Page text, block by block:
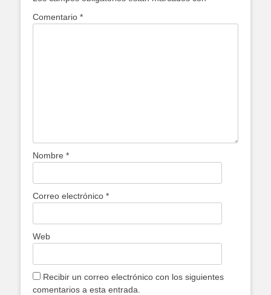
Comentario *
Nombre *
Correo electrónico *
Web
Recibir un correo electrónico con los siguientes
comentarios a esta entrada.